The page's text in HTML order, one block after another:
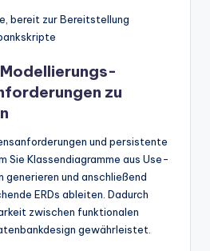
bereit zur Bereitstellung
zu
und persistente
Sie Klassendiagramme aus Use-
und anschließend
ERDs ableiten. Dadurch
zwischen funktionalen
gewährleistet.